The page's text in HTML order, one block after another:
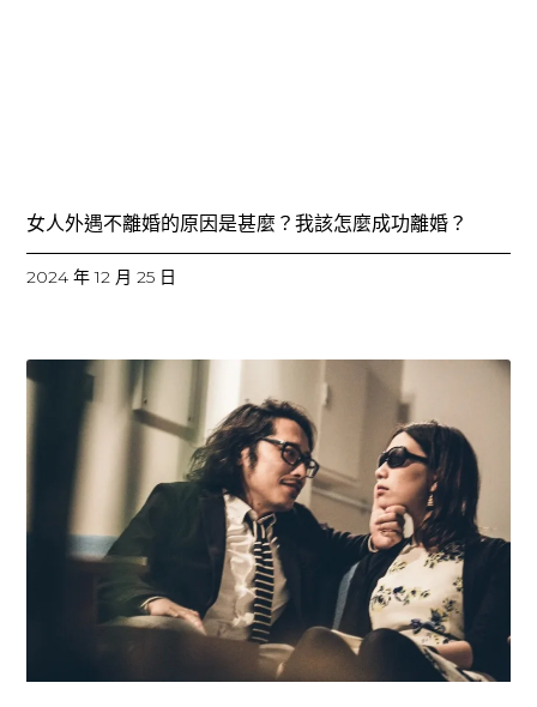
女人外遇不離婚的原因是甚麼？我該怎麼成功離婚？
2024 年 12 月 25 日